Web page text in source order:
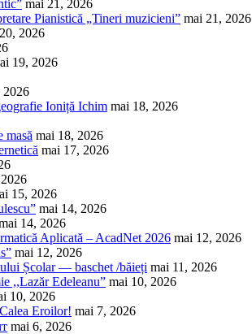
mai 21, 2026
Pianistică „Tineri muzicieni” mai 21, 2026
2026
19, 2026
2026
Ioniță Ichim mai 18, 2026
masă mai 18, 2026
mai 17, 2026
15, 2026
mai 14, 2026
14, 2026
Aplicată – AcadNet 2026 mai 12, 2026
mai 12, 2026
Școlar — baschet /băieți mai 11, 2026
,,Lazăr Edeleanu” mai 10, 2026
10, 2026
Eroilor! mai 7, 2026
mai 6, 2026